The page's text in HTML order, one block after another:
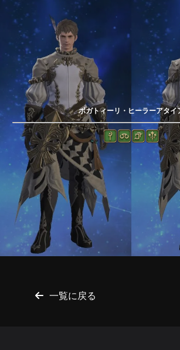
ボガトィーリ・ヒーラーアタイ
一覧に戻る